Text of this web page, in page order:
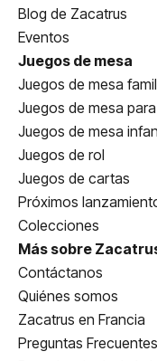
Blog de Zacatrus
Eventos
Juegos de mesa
Juegos de mesa
Juegos de mesa
Juegos de mesa
Juegos de rol
Juegos de cartas
Próximos
Colecciones
Más sobre
Contáctanos
Quiénes somos
Zacatrus en Francia
Preguntas Frecuentes